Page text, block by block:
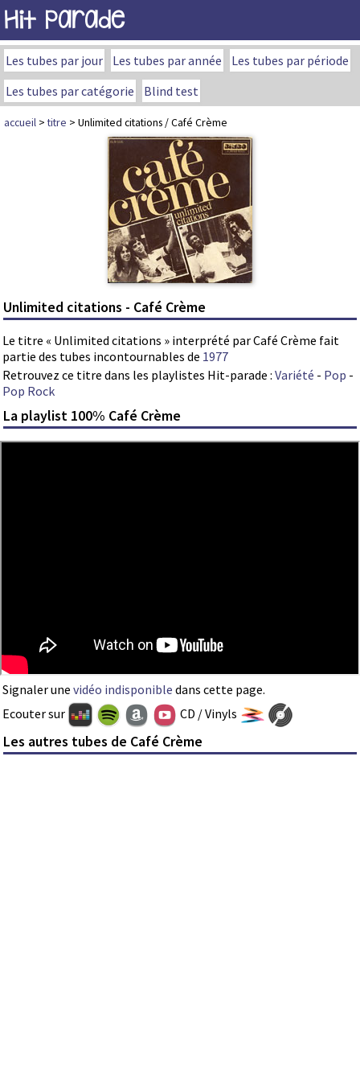
Hit Parade
Les tubes par jour Les tubes par année
Les tubes par période
Les tubes par catégorie
Blind test
accueil >titre > Unlimited citations / Café Crème
Unlimited citations - Café Crème
Le titre « Unlimited citations » interprété par Café Crème fait
partie des tubes incontournables de 1977
Retrouvez ce titre dans les playlistes Hit-parade : Variété - Pop -
Pop Rock
La playlist 100% Café Crème
Signaler une vidéo indisponible dans cette page.
Ecouter sur
CD / Vinyls
Les autres tubes de Café Crème